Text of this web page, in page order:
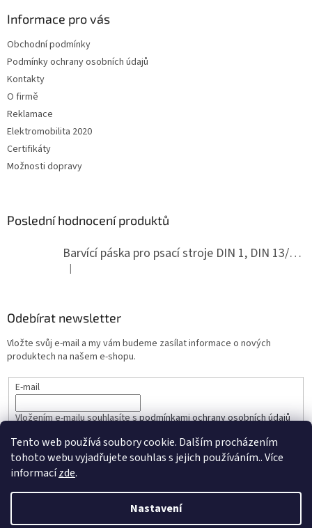
Tento web používá soubory cookie. Dalším procházením
tohoto webu vyjadřujete souhlas s jejich používáním.. Více
informacízde.
Nastavení
Informace pro vás
Obchodní podmínky
Podmínky ochrany osobních údajů
Kontakty
O firmě
Reklamace
Elektromobilita 2020
Certifikáty
Možnosti dopravy
Poslední hodnocení produktů
Barvící páska pro psací stroje DIN 1, DIN 13/10, LAND, PA červenočerná
Hodnocení produktu je 5 z 5 hvězdiček.
|
Odebírat newsletter
Vložte svůj e-mail a my vám budeme zasílat informace o nových
produktech na našem e-shopu.
E-mail
Vložením e-mailu souhlasíte spodmínkami ochrany osobních údajů
PŘIHLÁSIT SE
Vytvořil Shoptet